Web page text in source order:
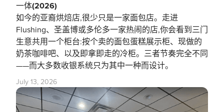
一体(2026)
如今的亚裔烘焙店,很少只是一家面包店。走进
Flushing、圣盖博或多伦多一家热闹的店,你会看到三门
生意共用一个柜台:按个卖的面包蛋糕展示柜、现做的
奶茶咖啡吧、以及即拿即走的冷柜。三者节奏完全不同
——而大多数收银系统只为其中一种而设计。
July 13, 2026